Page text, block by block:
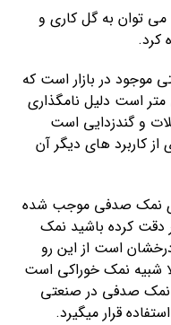
می توان به گل کاری و
کرد.
موجود در بازار است که
ای در حدود 5 تا 10 میلی متر است دلیل نامگذاری
و گندزدایی است
کاربرد های دیگر آن
نمک صدفی موجب شده
دقت کرده باشید نمک
است از این رو
شبیه نمک خوراکی است
نمک صدفی در صنعتی
قرار میگیرد.